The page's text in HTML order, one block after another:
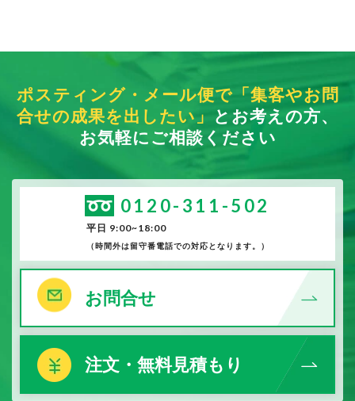
ポスティング・メール便で「集客やお問
合せの成果を出したい」 とお考えの方、
お気軽にご相談ください
0120-311-502
平日 9:00~18:00
（時間外は留守番電話での対応となります。）
お問合せ
注文・無料見積もり